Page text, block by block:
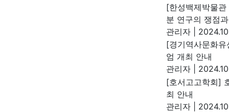
[한성백제박물
분 연구의 쟁점
관리자
[경기역사문화유
엄 개최 안내
관리자
[호서고고학회]
최 안내
관리자